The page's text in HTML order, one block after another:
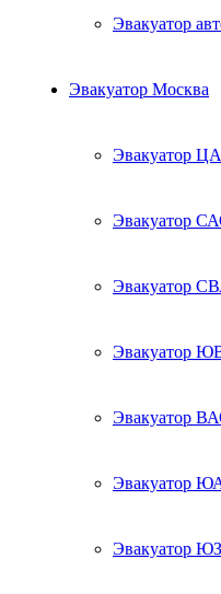
Эвакуатор
Эвакуатор Москва
Эвакуатор
Эвакуатор
Эвакуатор
Эвакуатор
Эвакуатор
Эвакуатор
Эвакуатор